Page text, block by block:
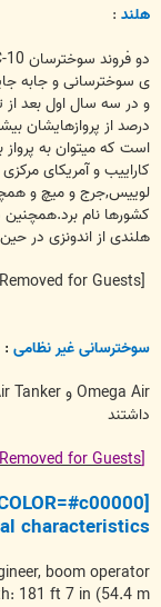
هلند :
ی سوخترسانی و جابه
درصد از پروازهایشان
است که میتوان به پرواز
کاراییب و آمریکای
لوییس,جرج و میچ و
هلندی از اندونزی در
[External Link Removed for Guests]
سوخترسانی غیر نظامی :
داشتند
[External Link Removed for Guests]
[COLOR=#c00000]مشخصات
characteristics
boom operator
181 ft 7 in (54.4 m